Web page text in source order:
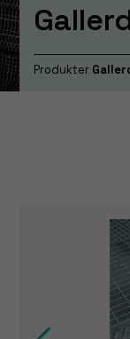
Produkter